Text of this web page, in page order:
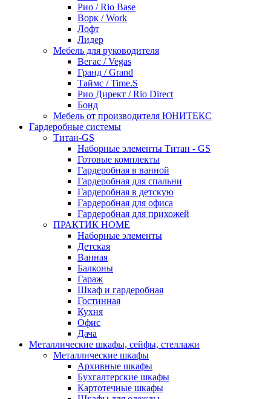
Рио / Rio Base
Ворк / Work
Лофт
Лидер
Мебель для руководителя
Вегас / Vegas
Гранд / Grand
Таймс / Time.S
Рио Директ / Rio Direct
Бонд
Мебель от производителя ЮНИТЕКС
Гардеробные системы
Титан-GS
Наборные элементы Титан - GS
Готовые комплекты
Гардеробная в ванной
Гардеробная для спальни
Гардеробная в детскую
Гардеробная для офиса
Гардеробная для прихожей
ПРАКТИК HOME
Наборные элементы
Детская
Ванная
Балконы
Гараж
Шкаф и гардеробная
Гостинная
Кухня
Офис
Дача
Металлические шкафы, сейфы, стеллажи
Металлические шкафы
Архивные шкафы
Бухгалтерские шкафы
Картотечные шкафы